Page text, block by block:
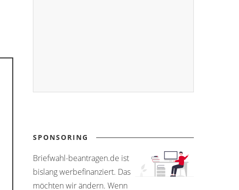
SPONSORING
Briefwahl-beantragen.de ist
bislang werbefinanziert. Das
möchten wir ändern. Wenn